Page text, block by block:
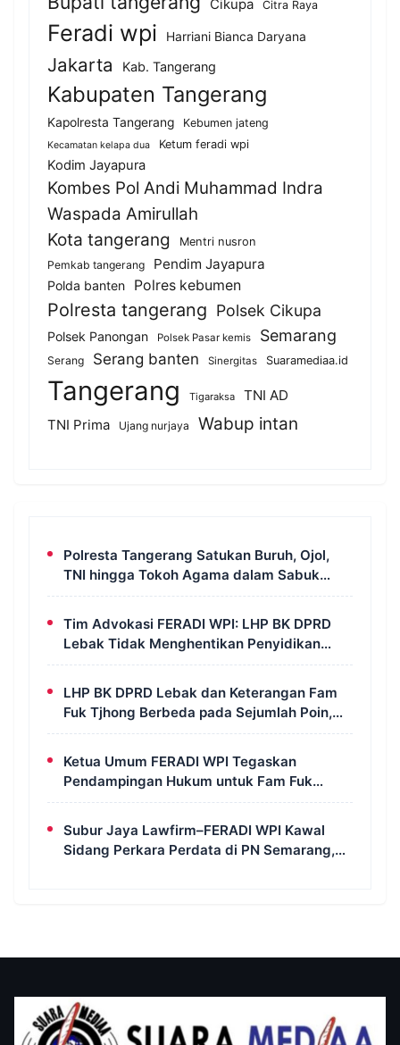
Cikupa Citra Raya
Feradi wpi Harriani Bianca Daryana
Jakarta Kab. Tangerang
Kabupaten Tangerang
Kapolresta Tangerang Kebumen jateng
Kecamatan kelapa dua Ketum feradi wpi
Kodim Jayapura
Kombes Pol Andi Muhammad Indra
Waspada Amirullah
Kota tangerang
Mentri nusron
Pemkab tangerang
Pendim Jayapura
Polda banten Polres kebumen
Polresta tangerang Polsek Cikupa
Polsek Panongan Polsek Pasar kemis Semarang
Serang Serang banten Sinergitas Suaramediaa.id
Tangerang Tigaraksa
TNI AD
TNI Prima
Ujang nurjaya Wabup intan
Polresta Tangerang Satukan Buruh, Ojol,
TNI hingga Tokoh Agama dalam Sabuk
Kamtibmas
Tim Advokasi FERADI WPI: LHP BK DPRD
Lebak Tidak Menghentikan Penyidikan
Perkara Fam Fuk Tjhong Alias Pak Uun
LHP BK DPRD Lebak dan Keterangan Fam
Fuk Tjhong Berbeda pada Sejumlah Poin,
Revan FERADI WPI: Proses Pembuktian
Ketua Umum FERADI WPI Tegaskan
Pendampingan Hukum untuk Fam Fuk
Tjhong Tetap Berjalan, Hormati Proses
Penyidikan dan LHP BK DPRD Lebak
Subur Jaya Lawfirm–FERADI WPI Kawal
Sidang Perkara Perdata di PN Semarang,